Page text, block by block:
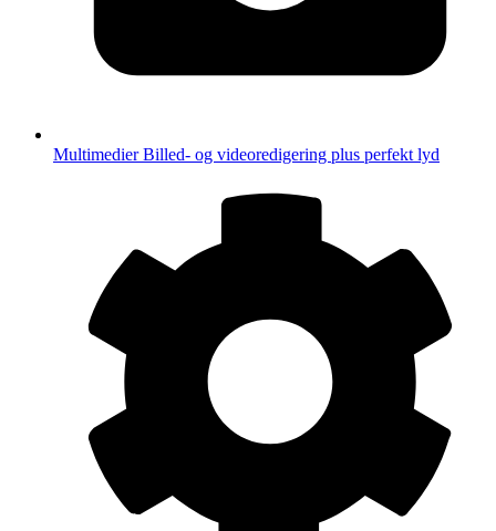
MultimedierBilled- og videoredigering plus perfekt lyd